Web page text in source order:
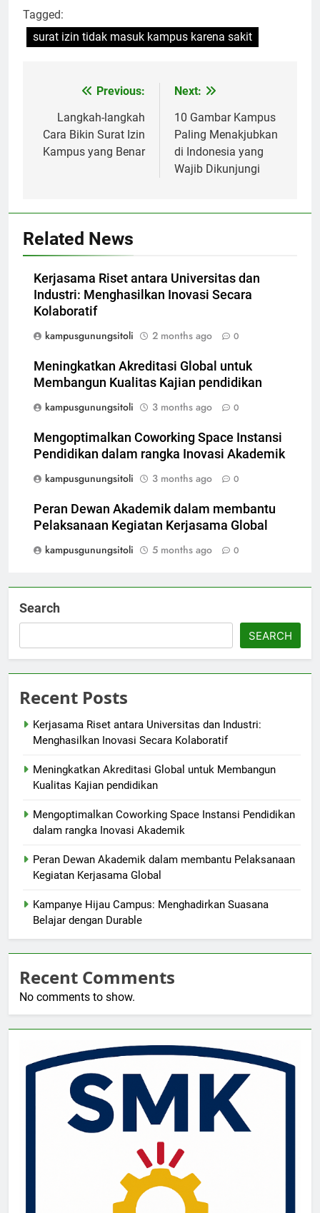
Tagged:
surat izin tidak masuk kampus karena sakit
navigation
Previous:
Langkah-langkah
Cara Bikin Surat Izin
Kampus yang Benar
Next:
10 Gambar Kampus
Paling Menakjubkan
di Indonesia yang
Wajib Dikunjungi
Related News
Kerjasama Riset antara Universitas dan
Industri: Menghasilkan Inovasi Secara
Kolaboratif
kampusgunungsitoli
2 months ago 0
Meningkatkan Akreditasi Global untuk
Membangun Kualitas Kajian pendidikan
kampusgunungsitoli
3 months ago 0
Mengoptimalkan Coworking Space Instansi
Pendidikan dalam rangka Inovasi Akademik
kampusgunungsitoli
3 months ago 0
Peran Dewan Akademik dalam membantu
Pelaksanaan Kegiatan Kerjasama Global
kampusgunungsitoli
5 months ago 0
Search
SEARCH
Recent Posts
Kerjasama Riset antara Universitas dan Industri:
Menghasilkan Inovasi Secara Kolaboratif
Meningkatkan Akreditasi Global untuk Membangun
Kualitas Kajian pendidikan
Mengoptimalkan Coworking Space Instansi Pendidikan
dalam rangka Inovasi Akademik
Peran Dewan Akademik dalam membantu Pelaksanaan
Kegiatan Kerjasama Global
Kampanye Hijau Campus: Menghadirkan Suasana
Belajar dengan Durable
Recent Comments
No comments to show.